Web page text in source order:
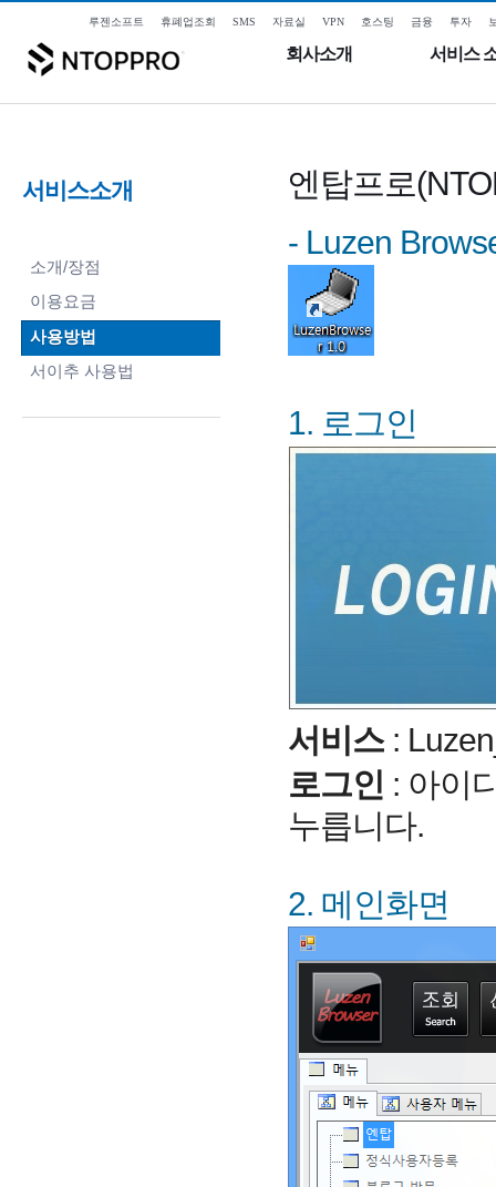
루젠소프트 휴폐업조회 SMS 자료실 VPN 호스팅 금융 투자
회사소개 서비스
서비스소개
소개/장점
이용요금
사용방법
서이추 사용법
엔탑프로
- Luzen
1. 로그인
서비스:
로그인 : 아이
누릅니다.
2. 메인화면